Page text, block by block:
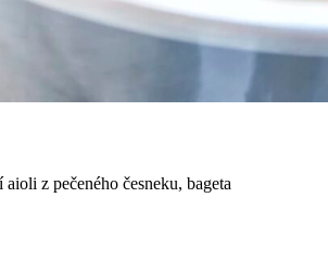
z pečeného česneku, bageta